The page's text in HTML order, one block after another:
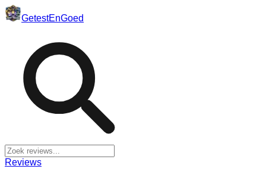
GetestEnGoed
Reviews